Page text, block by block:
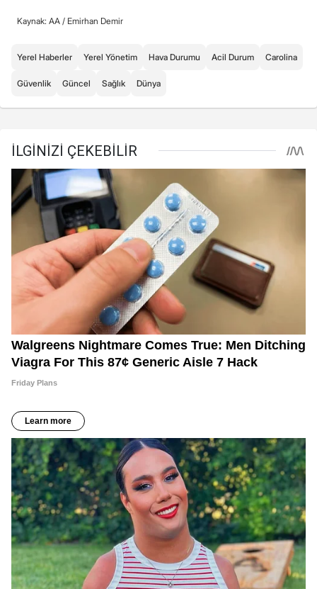
Kaynak: AA / Emirhan Demir
Yerel Haberler Yerel Yönetim Hava Durumu Acil Durum Carolina
Güvenlik Güncel Sağlık Dünya